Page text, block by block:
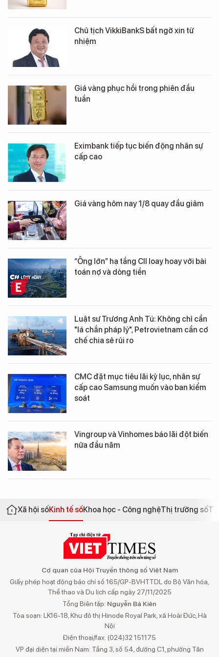
Chủ tịch VikkiBankS bất ngờ xin từ
nhiệm
Giá vàng phục hồi trong phiên đầu
tuần
Eximbank tiếp tục biến động nhân sự
cấp cao
Giá vàng hôm nay 1/8 quay đầu giảm
“Ông lớn” hạ tầng CII loay hoay với bài
toán nợ và dòng tiền
Luật sư Trương Anh Tú: Không chỉ cần
"lá chắn pháp lý", Petrovietnam cần cơ
chế chia sẻ rủi ro
CMC đặt mục tiêu lãi kỷ lục, nhân sự
cấp cao Samsung muốn vào ban kiểm
soát
Vingroup và Vinhomes báo lãi đột biến
nửa đầu năm
Xã hội sốKinh tế sốKhoa học - Công nghệThị trường số
Cơ quan của Hội Truyền thông số Việt Nam
Giấy phép hoạt động báo chí số 165/GP-BVHTTDL do Bộ Văn hóa,
Thể thao và Du lịch cấp ngày 27/11/2025
Tổng Biên tập: Nguyễn Bá Kiên
Tòa soạn: LK16-18, Khu đô thị Hinode Royal Park, xã Hoài Đức, Hà
Nội
Điện thoại/fax: (024)32 151175
VP đại diện tại miền Nam: Tầng 3, số 54, đường C1, phường Tân